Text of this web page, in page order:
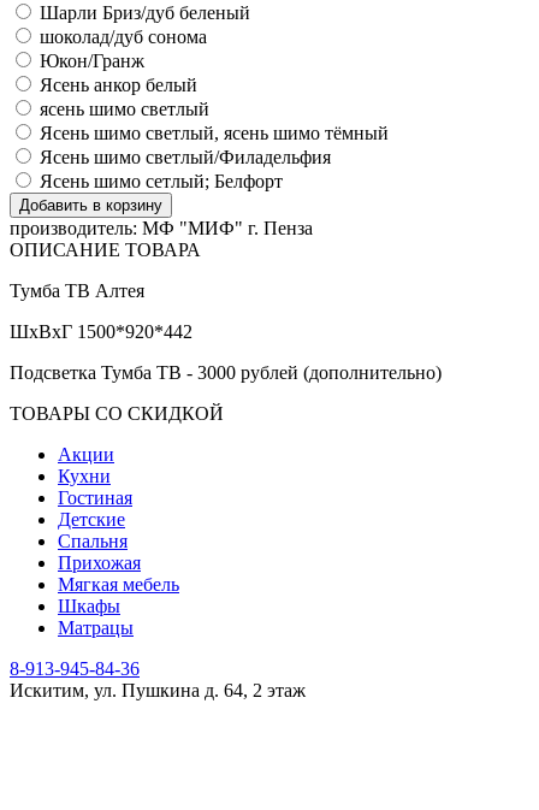
Шарли Бриз/дуб беленый
шоколад/дуб сонома
Юкон/Гранж
Ясень анкор белый
ясень шимо светлый
Ясень шимо светлый, ясень шимо тёмный
Ясень шимо светлый/Филадельфия
Ясень шимо сетлый; Белфорт
производитель: МФ "МИФ" г. Пенза
ОПИСАНИЕ ТОВАРА
Тумба ТВ Алтея
ШхВхГ 1500*920*442
Подсветка Тумба ТВ - 3000 рублей (дополнительно)
ТОВАРЫ СО СКИДКОЙ
Акции
Кухни
Гостиная
Детские
Спальня
Прихожая
Мягкая мебель
Шкафы
Матрацы
8-913-945-84-36
Искитим, ул. Пушкина д. 64, 2 этаж